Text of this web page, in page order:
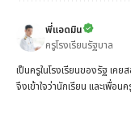
พี่แอดมิน
ครูโรงเรียนรัฐบาล
เป็นครูในโรงเรียนของรัฐ เ
จึงเข้าใจว่านักเรียน และเพื่อน